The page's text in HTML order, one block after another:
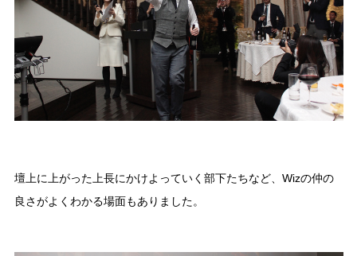
壇上に上がった上長にかけよっていく部下たちなど、Wizの仲の
良さがよくわかる場面もありました。